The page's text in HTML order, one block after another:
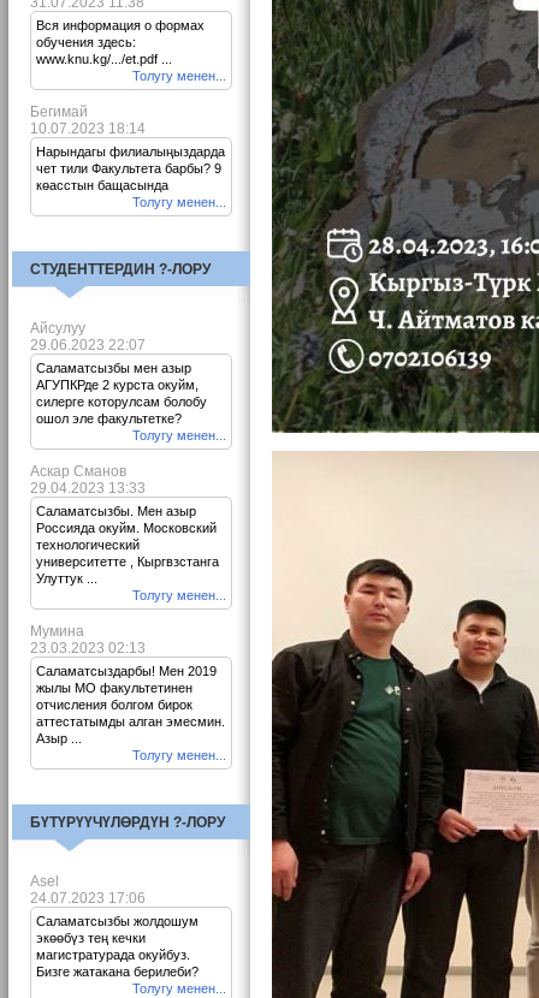
Вся информация о формах
обучения здесь:
www.knu.kg/.../et.pdf ...
Толугу менен...
Бегимай
10.07.2023 18:14
Нарындагы филиалыңыздарда
чет тили Факультета барбы? 9
көасстын бащасында
Толугу менен...
СТУДЕНТТЕРДИН ?-ЛОРУ
Айсулуу
29.06.2023 22:07
Саламатсызбы мен азыр
АГУПКРде 2 курста окуйм,
силерге которулсам болобу
ошол эле факультетке?
Толугу менен...
Аскар Сманов
29.04.2023 13:33
Саламатсызбы. Мен азыр
Россияда окуйм. Московский
технологический
университетте , Кыргвзстанга
Улуттук ...
Толугу менен...
Мумина
23.03.2023 02:13
Саламатсыздарбы! Мен 2019
жылы МО факультетинен
отчисления болгом бирок
аттестатымды алган эмесмин.
Азыр ...
Толугу менен...
БҮТҮРҮҮЧҮЛӨРДҮН ?-ЛОРУ
Asel
24.07.2023 17:06
Саламатсызбы жолдошум
экөөбүз тең кечки
магистратурада окуйбуз.
Бизге жатакана берилеби?
Толугу менен...